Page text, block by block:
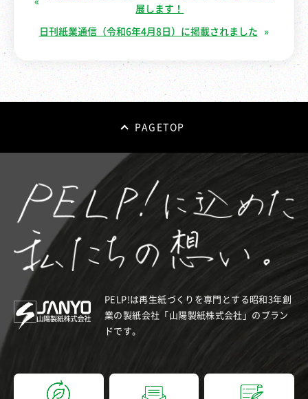
展します！
日刊紙業通信（令和6年4月8日）に掲載されました
PAGETOP
PELP!は再生紙づくりを専門とする昭和3年創
業の製紙会社「山陽製紙株式会社」のブラン
ドです。